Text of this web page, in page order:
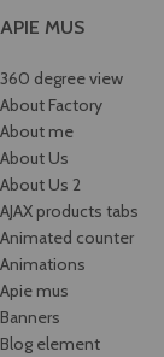
APIE MUS
360 degree view
About Factory
About me
About Us
About Us 2
AJAX products tabs
Animated counter
Animations
Apie mus
Banners
Blog element